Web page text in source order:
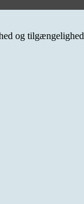
og tilgængelighed